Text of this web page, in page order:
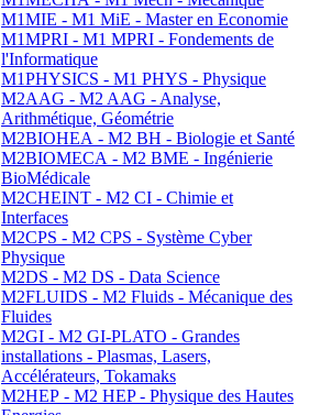
M1MIE - M1 MiE - Master en Economie
M1MPRI - M1 MPRI - Fondements de
l'Informatique
M1PHYSICS - M1 PHYS - Physique
M2AAG - M2 AAG - Analyse,
Arithmétique, Géométrie
M2BIOHEA - M2 BH - Biologie et Santé
M2BIOMECA - M2 BME - Ingénierie
BioMédicale
M2CHEINT - M2 CI - Chimie et
Interfaces
M2CPS - M2 CPS - Système Cyber
Physique
M2DS - M2 DS - Data Science
M2FLUIDS - M2 Fluids - Mécanique des
Fluides
M2GI - M2 GI-PLATO - Grandes
installations - Plasmas, Lasers,
Accélérateurs, Tokamaks
M2HEP - M2 HEP - Physique des Hautes